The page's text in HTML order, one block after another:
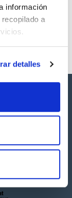
información
a
detalles